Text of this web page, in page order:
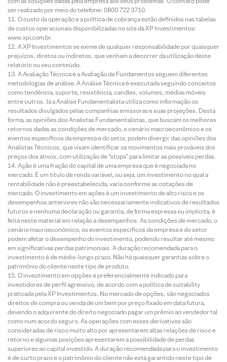
ser realizado por meio do telefone: 0800 722 3710.
O custo da operação e a política de cobrança estão definidos nas tabelas
de custos operacionais disponibilizadas no site da XP Investimentos:
www.xpi.com.br.
A XP Investimentos se exime de qualquer responsabilidade por quaisquer
prejuízos, diretos ou indiretos, que venham a decorrer da utilização deste
relatório ou seu conteúdo.
A Avaliação Técnica e a Avaliação de Fundamentos seguem diferentes
metodologias de análise. A Análise Técnica é executada seguindo conceitos
como tendência, suporte, resistência, candles, volumes, médias móveis
entre outros. Já a Análise Fundamentalista utiliza como informação os
resultados divulgados pelas companhias emissoras e suas projeções. Desta
forma, as opiniões dos Analistas Fundamentalistas, que buscam os melhores
retornos dadas as condições de mercado, o cenário macroeconômico e os
eventos específicos da empresa e do setor, podem divergir das opiniões dos
Analistas Técnicos, que visam identificar os movimentos mais prováveis dos
preços dos ativos, com utilização de “stops” para limitar as possíveis perdas.
Ação é uma fração do capital de uma empresa que é negociada no
mercado. É um título de renda variável, ou seja, um investimento no qual a
rentabilidade não é preestabelecida, varia conforme as cotações de
mercado. O investimento em ações é um investimento de alto risco e os
desempenhos anteriores não são necessariamente indicativos de resultados
futuros e nenhuma declaração ou garantia, de forma expressa ou implícita, é
feita neste material em relação a desempenhos. As condições de mercado, o
cenário macroeconômico, os eventos específicos da empresa e do setor
podem afetar o desempenho do investimento, podendo resultar até mesmo
em significativas perdas patrimoniais. A duração recomendada para o
investimento é de médio-longo prazo. Não há quaisquer garantias sobre o
patrimônio do cliente neste tipo de produto.
O investimento em opções é preferencialmente indicado para
investidores de perfil agressivo, de acordo com a política de suitability
praticada pela XP Investimentos. No mercado de opções, são negociados
direitos de compra ou venda de um bem por preço fixado em data futura,
devendo o adquirente do direito negociado pagar um prêmio ao vendedor tal
como num acordo seguro. As operações com esses derivativos são
consideradas de risco muito alto por apresentarem altas relações de risco e
retorno e algumas posições apresentarem a possibilidade de perdas
superiores ao capital investido. A duração recomendada para o investimento
é de curto prazo e o patrimônio do cliente não está garantido neste tipo de